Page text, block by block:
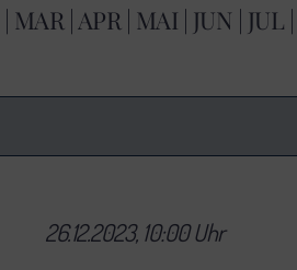
| MAR|APR| MAI | JUN | JUL |
26.12.2023, 10:00 Uhr